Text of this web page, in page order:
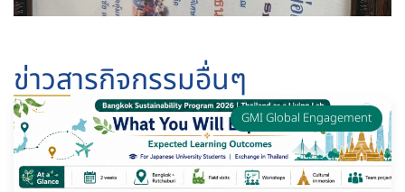
ข่าวสารกิจกรรมอื่นๆ
GMI Global Engagement